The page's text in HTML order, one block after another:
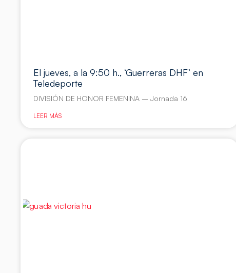
El jueves, a la 9:50 h., ‘Guerreras DHF’ en
Teledeporte
DIVISIÓN DE HONOR FEMENINA – Jornada 16
LEER MÁS